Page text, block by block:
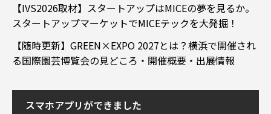
【IVS2026取材】スタートアップはMICEの夢を見るか。
スタートアップマーケットでMICEテックを大発掘！
【随時更新】GREEN×EXPO 2027とは？横浜で開催され
る国際園芸博覧会の見どころ・開催概要・出展情報
スマホアプリができました